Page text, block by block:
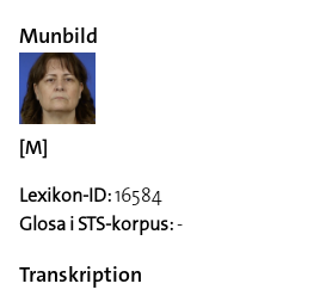
Munbild
[M]
Lexikon-ID:16584
Glosa i STS-korpus:-
Transkription